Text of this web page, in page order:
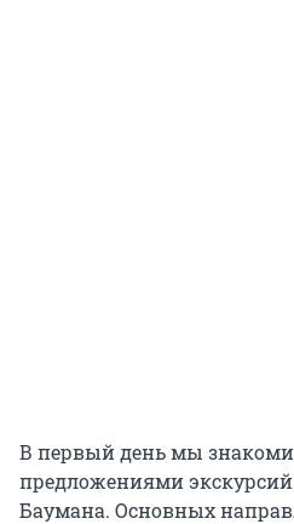
В первый день мы
предложениями
Баумана. Основных